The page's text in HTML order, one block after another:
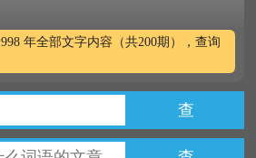
年全部文字内容（共200期），查询
查